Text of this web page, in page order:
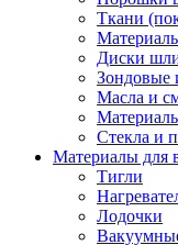
Ткани
Диски
Зондовые
Масла и
Стекла и
Материалы для
Тигли
Лодочки